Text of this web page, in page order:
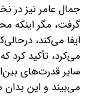
جمال عامر نیز در
گرفت، مگر اینکه
ایفا می‌کند،
می‌کرد، تأکید کرد
سایر قدرت‌های
می‌بیند و این